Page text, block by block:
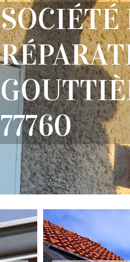
SOCIÉTÉ
77760